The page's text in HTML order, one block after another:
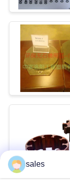
साइटमैप
PRIVACY
POLICY
sales